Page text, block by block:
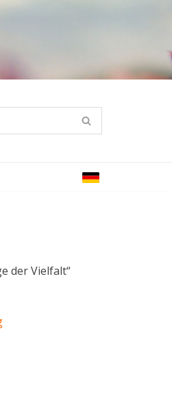
der Vielfalt“